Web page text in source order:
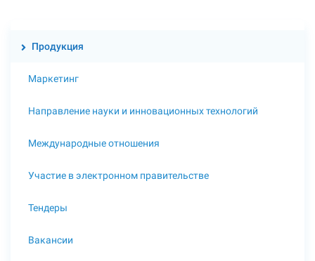
Продукция
Маркетинг
Направление науки и инновационных технологий
Международные отношения
Участие в электронном правительстве
Тендеры
Вакансии